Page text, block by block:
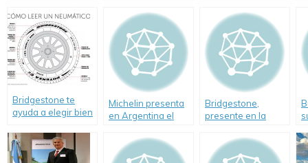
temporada de
verano
ciudad de Salto
Bridgestone te
ayuda a elegir bien
Michelin presenta
en Argentina el
neumático que une
máximo control en
Bridgestone,
presente en la
temporada de
verano